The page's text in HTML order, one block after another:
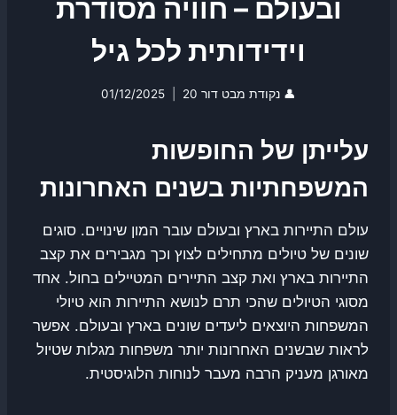
ובעולם – חוויה מסודרת
וידידותית לכל גיל
👤 נקודת מבט דור 20 01/12/2025
עלייתן של החופשות
המשפחתיות בשנים האחרונות
עולם התיירות בארץ ובעולם עובר המון שינויים. סוגים
שונים של טיולים מתחילים לצוץ וכך מגבירים את קצב
התיירות בארץ ואת קצב התיירים המטיילים בחול. אחד
מסוגי הטיולים שהכי תרם לנושא התיירות הוא טיולי
המשפחות היוצאים ליעדים שונים בארץ ובעולם. אפשר
לראות שבשנים האחרונות יותר משפחות מגלות שטיול
מאורגן מעניק הרבה מעבר לנוחות הלוגיסטית.